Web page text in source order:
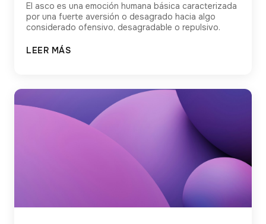
El asco es una emoción humana básica caracterizada
por una fuerte aversión o desagrado hacia algo
considerado ofensivo, desagradable o repulsivo.
LEER MÁS